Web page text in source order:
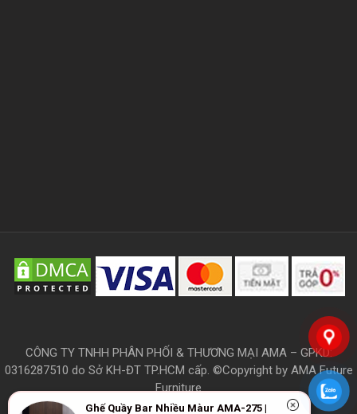
CÔNG TY TNHH PHÂN PHỐI & THƯƠNG MẠI AMA – GPKD:
0316287510 do Sở KH-ĐT TP.HCM cấp. ©Copyright by AMA Future
Furniture
Ghế Quầy Bar Nhiều Màur AMA-275 |